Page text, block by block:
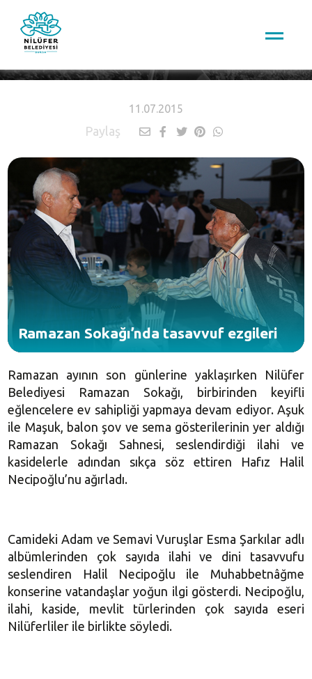
11.07.2015
Paylaş
Ramazan Sokağı’nda tasavvuf ezgileri
Ramazan ayının son günlerine yaklaşırken Nilüfer
Belediyesi Ramazan Sokağı, birbirinden keyifli
eğlencelere ev sahipliği yapmaya devam ediyor. Aşuk
ile Maşuk, balon şov ve sema gösterilerinin yer aldığı
Ramazan Sokağı Sahnesi, seslendirdiği ilahi ve
kasidelerle adından sıkça söz ettiren Hafız Halil
Necipoğlu’nu ağırladı.
Camideki Adam ve Semavi Vuruşlar Esma Şarkılar adlı
albümlerinden çok sayıda ilahi ve dini tasavvufu
seslendiren Halil Necipoğlu ile Muhabbetnâğme
konserine vatandaşlar yoğun ilgi gösterdi. Necipoğlu,
ilahi, kaside, mevlit türlerinden çok sayıda eseri
Nilüferliler ile birlikte söyledi.